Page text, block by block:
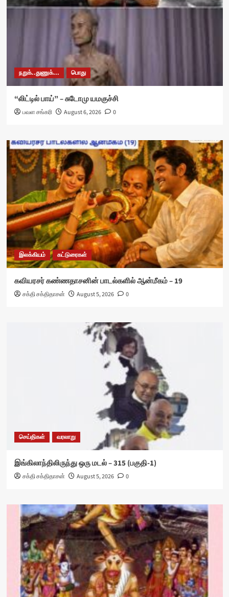
நறுக்..துணுக்... பொது
“லிட்டில் பாய்” – சுடோமு யமகுச்சி
பவள சங்கரி August 6, 2026 0
இலக்கியம் கட்டுரைகள்
கவியரசர் கண்ணதாசனின் பாடல்களில் ஆன்மீகம் – 19
சக்தி சக்திதாசன் August 5, 2026 0
செய்திகள் வரலாறு
இங்கிலாந்திலிருந்து ஒரு மடல் – 315 (பகுதி-1)
சக்தி சக்திதாசன் August 5, 2026 0